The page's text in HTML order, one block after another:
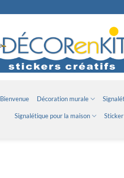
Bienvenue Décoration murale
Signalétique pour la maison